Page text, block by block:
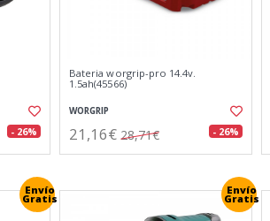
- 26%
Bateria worgrip-pro 14.4v.
1.5ah(45566)
WORGRIP
21,16€ 28,71€ - 26%
Envío
Gratis
Envío
Gratis